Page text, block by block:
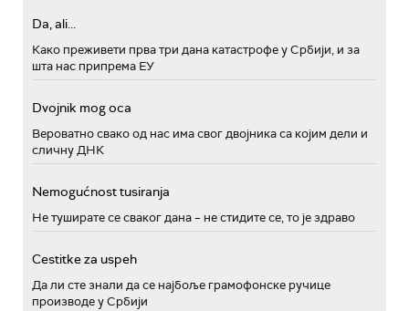
Da, ali...
Како преживети прва три дана катастрофе у Србији, и за
шта нас припрема ЕУ
Dvojnik mog oca
Вероватно свако од нас има свог двојника са којим дели и
сличну ДНК
Nemogućnost tusiranja
Не туширате се сваког дана – не стидите се, то је здраво
Cestitke za uspeh
Да ли сте знали да се најбоље грамофонске ручице
производе у Србији